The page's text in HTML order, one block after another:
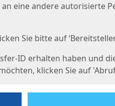
eine andere autorisierte
Sie bitte auf
ID erhalten haben und
klicken Sie auf